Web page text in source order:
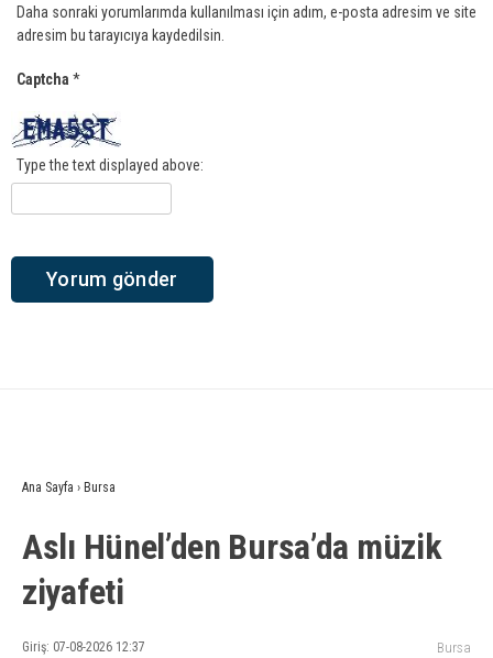
Daha sonraki yorumlarımda kullanılması için adım, e-posta adresim ve site
adresim bu tarayıcıya kaydedilsin.
Captcha *
Type the text displayed above:
Ana Sayfa › Bursa
Aslı Hünel’den Bursa’da müzik
ziyafeti
Giriş: 07-08-2026 12:37
Bursa